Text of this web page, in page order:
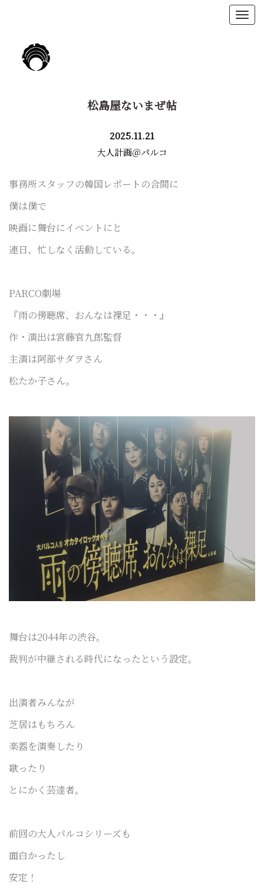
松島屋ないまぜ帖
2025.11.21
大人計画＠パルコ
事務所スタッフの韓国レポートの合間に
僕は僕で
映画に舞台にイベントにと
連日、忙しなく活動している。
PARCO劇場
『雨の傍聴席、おんなは裸足・・・』
作・演出は宮藤官九郎監督
主演は阿部サダヲさん
松たか子さん。
舞台は2044年の渋谷。
裁判が中継される時代になったという設定。
出演者みんなが
芝居はもちろん
楽器を演奏したり
歌ったり
とにかく芸達者。
前回の大人パルコシリーズも
面白かったし
安定！